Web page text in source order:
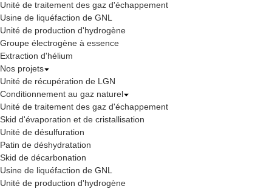
Unité de traitement des gaz d'échappement
Usine de liquéfaction de GNL
Unité de production d'hydrogène
Groupe électrogène à essence
Extraction d'hélium
Nos projets
Unité de récupération de LGN
Conditionnement au gaz naturel
Unité de traitement des gaz d'échappement
Skid d'évaporation et de cristallisation
Unité de désulfuration
Patin de déshydratation
Skid de décarbonation
Usine de liquéfaction de GNL
Unité de production d'hydrogène